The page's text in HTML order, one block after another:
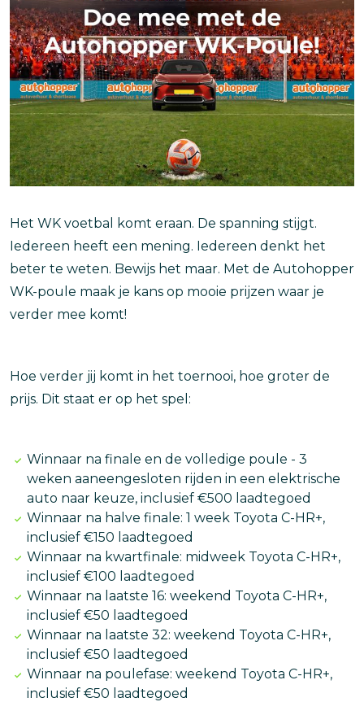
Het WK voetbal komt eraan. De spanning stijgt.
Iedereen heeft een mening. Iedereen denkt het
beter te weten. Bewijs het maar. Met de Autohopper
WK-poule maak je kans op mooie prijzen waar je
verder mee komt!
Hoe verder jij komt in het toernooi, hoe groter de
prijs. Dit staat er op het spel:
Winnaar na finale en de volledige poule - 3
weken aaneengesloten rijden in een elektrische
auto naar keuze, inclusief €500 laadtegoed
Winnaar na halve finale: 1 week Toyota C-HR+,
inclusief €150 laadtegoed
Winnaar na kwartfinale: midweek Toyota C-HR+,
inclusief €100 laadtegoed
Winnaar na laatste 16: weekend Toyota C-HR+,
inclusief €50 laadtegoed
Winnaar na laatste 32: weekend Toyota C-HR+,
inclusief €50 laadtegoed
Winnaar na poulefase: weekend Toyota C-HR+,
inclusief €50 laadtegoed